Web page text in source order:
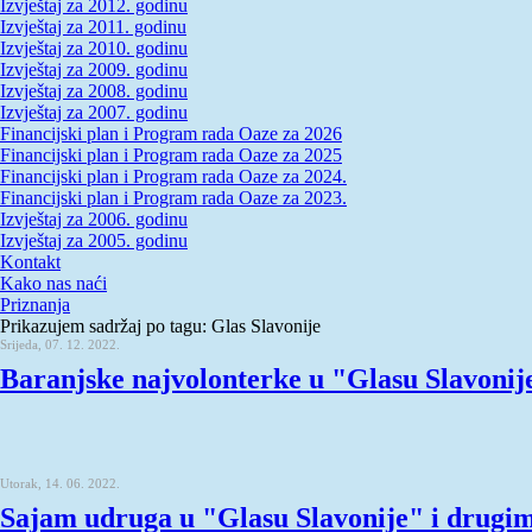
Izvještaj za 2012. godinu
Izvještaj za 2011. godinu
Izvještaj za 2010. godinu
Izvještaj za 2009. godinu
Izvještaj za 2008. godinu
Izvještaj za 2007. godinu
Financijski plan i Program rada Oaze za 2026
Financijski plan i Program rada Oaze za 2025
Financijski plan i Program rada Oaze za 2024.
Financijski plan i Program rada Oaze za 2023.
Izvještaj za 2006. godinu
Izvještaj za 2005. godinu
Kontakt
Kako nas naći
Priznanja
Prikazujem sadržaj po tagu: Glas Slavonije
Srijeda, 07. 12. 2022.
Baranjske najvolonterke u "Glasu
Utorak, 14. 06. 2022.
Sajam udruga u "Glasu Slavonije" i